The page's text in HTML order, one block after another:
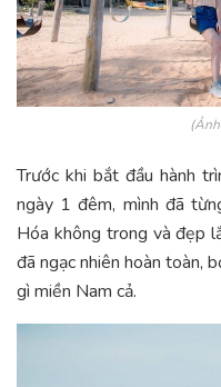
Trước khi bắt đầu hành
ngày 1 đêm, mình đã
Hóa không trong và đẹp
đã ngạc nhiên hoàn toàn,
gì miền Nam cả.